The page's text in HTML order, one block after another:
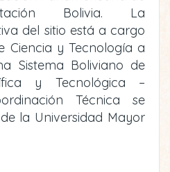
Bolivia. La
del sitio está a cargo
Ciencia y Tecnología a
Sistema Boliviano de
y Tecnológica –
Técnica se
la Universidad Mayor